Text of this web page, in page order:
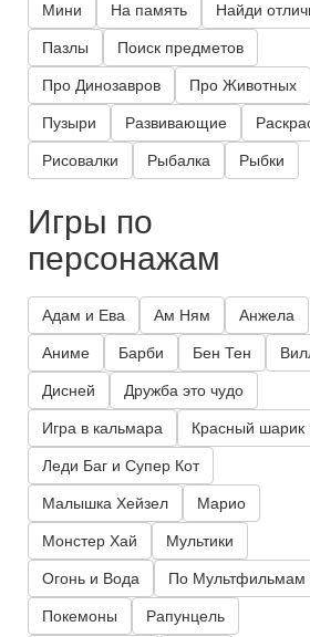
Мини На память Найди
Пазлы Поиск предметов
Про Динозавров Про Животных
Пузыри Развивающие
Рисовалки Рыбалка Рыбки
Игры по
персонажам
Адам и Ева Ам Ням Анжела
Аниме Барби Бен Тен
Дисней Дружба это чудо
Игра в кальмара Красный шарик
Леди Баг и Супер Кот
Малышка Хейзел Марио
Монстер Хай Мультики
Огонь и Вода По Мультфильмам
Покемоны Рапунцель